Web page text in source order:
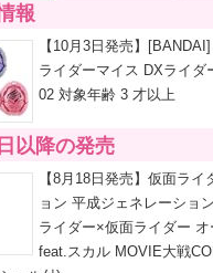
報
【10月3日発売】
ライダーマイス DXライダ
02 対象年齢 3 才以上
以降の発売
【8月18日発売】仮面ライ
ョン 平成ジェネレーショ
ライダー×仮面ライダー
feat.スカル MOVIE大戦